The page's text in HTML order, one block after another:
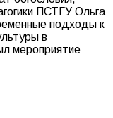
ПСТГУ Ольга
подходы к
в
мероприятие